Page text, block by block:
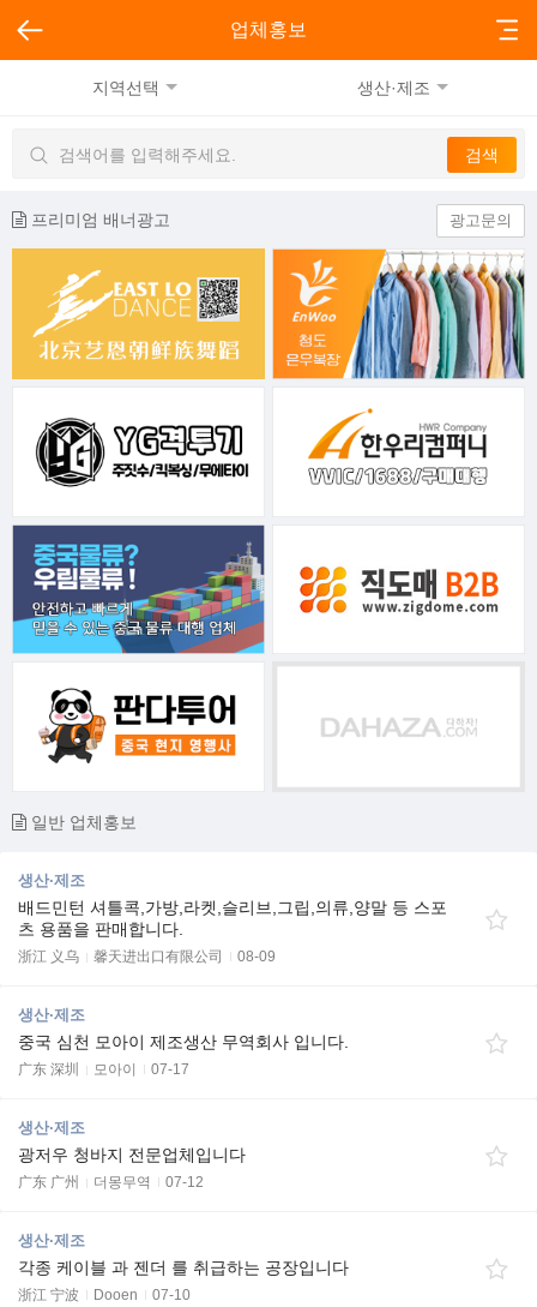
업체홍보
지역선택 생산·제조
프리미엄 배너광고 광고문의
일반 업체홍보
생산·제조
배드민턴 셔틀콕,가방,라켓,슬리브,그립,의류,양말 등 스포
츠 용품을 판매합니다.
浙江 义乌 馨天进出口有限公司 08-09
생산·제조
중국 심천 모아이 제조생산 무역회사 입니다.
广东 深圳 모아이 07-17
생산·제조
광저우 청바지 전문업체입니다
广东 广州 더몽무역 07-12
생산·제조
각종 케이블 과 젠더 를 취급하는 공장입니다
浙江 宁波 Dooen 07-10